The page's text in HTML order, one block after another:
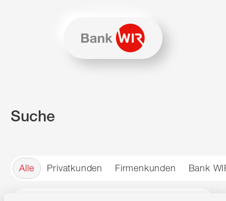
Zum Navigieren dieser Seite wird JavaScript benötigt.
Suche
Alle Privatkunden Firmenkunden Bank